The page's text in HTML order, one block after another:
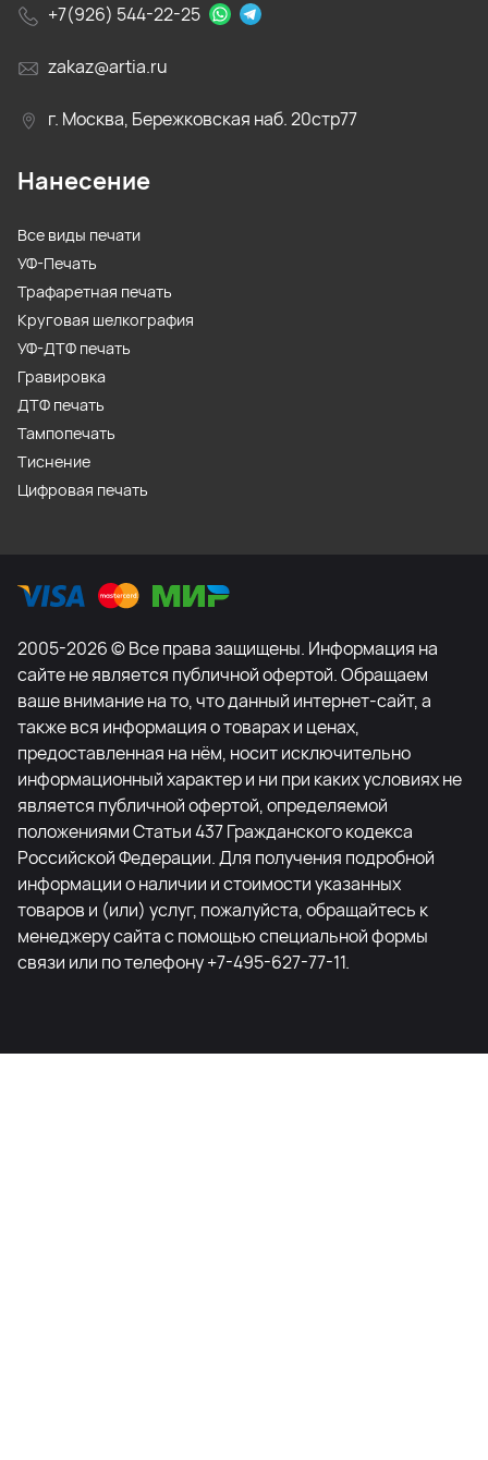
+7(926) 544-22-25
zakaz@artia.ru
г. Москва, Бережковская наб. 20стр77
Нанесение
Все виды печати
УФ-Печать
Трафаретная печать
Круговая шелкография
УФ-ДТФ печать
Гравировка
ДТФ печать
Тампопечать
Тиснение
Цифровая печать
2005-2026 © Все права защищены. Информация на
сайте не является публичной офертой. Обращаем
ваше внимание на то, что данный интернет-сайт, а
также вся информация о товарах и ценах,
предоставленная на нём, носит исключительно
информационный характер и ни при каких условиях не
является публичной офертой, определяемой
положениями Статьи 437 Гражданского кодекса
Российской Федерации. Для получения подробной
информации о наличии и стоимости указанных
товаров и (или) услуг, пожалуйста, обращайтесь к
менеджеру сайта с помощью специальной формы
связи или по телефону +7-495-627-77-11.